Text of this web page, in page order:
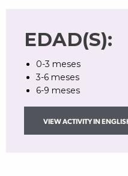
EDAD(S):
0-3 meses
3-6 meses
6-9 meses
VIEW ACTIVITY IN